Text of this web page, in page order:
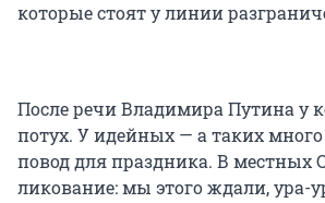
которые стоят у линии
После речи Владимира Путина у
потух. У идейных — а таких
повод для праздника. В
ликование: мы этого ждали, ура-